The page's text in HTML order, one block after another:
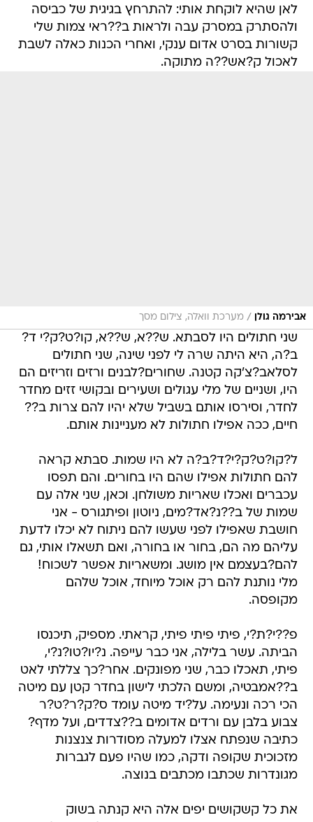
לאן שהיא לוקחת אותי: להתרחץ בגיגית של כביסה
ולהסתרק במסרק עבה ולראות ב??ראי צמות שלי
קשורות בסרט אדום ענקי, ואחרי הכנות כאלה לשבת
לאכול ק?אש??ה מתוקה.
אבירמה גולן / מערכת וואלה, צילום מסך
שני חתולים היו לסבתא. ש??א, ש??א, קו?ט?ק?י ד?
ב?ה, היא היתה שרה לי לפני שינה, שני חתולים
לסלאב?צ'קה קטנה. שחורים?לבנים ורזים וזריזים הם
היו, ושניים של מלי עגולים ושעירים ובקושי זזים מחדר
לחדר, וסירסו אותם בשביל שלא יהיו להם צרות ב??
חיים, ככה אפילו חתולות לא מעניינות אותם.
ל?קו?ט?ק?י?ד?ב?ה לא היו שמות. סבתא קראה
להם חתולות אפילו שהם היו בחורים. והם תפסו
עכברים ואכלו שאריות משולחן. וכאן, שני אלה עם
שמות של ב??נ?אד?מים, ניוטון ופיתגורס - אני
חושבת שאפילו לפני שעשו להם ניתוח לא יכלו לדעת
עליהם מה הם, בחור או בחורה, ואם תשאלו אותי, גם
להם?בעצמם אין מושג. ומשאריות אפשר לשכוח!
מלי נותנת להם רק אוכל מיוחד, אוכל שלהם
מקופסה.
פ??י?ת?י, פיתי פיתי פיתי, קראתי. מספיק, תיכנסו
הביתה. עשר בלילה, אני כבר עייפה. נ?יו?טו?נ?י,
פיתי, תאכלו כבר, שני מפונקים. אחר?כך צללתי לאט
ב??אמבטיה, ומשם הלכתי לישון בחדר קטן עם מיטה
הכי רכה ונעימה. על?יד מיטה עומד ס?ק?ר?ט?ר
צבוע בלבן עם ורדים אדומים ב??צדדים, ועל מדף?
כתיבה שנפתח אצלו למעלה מסודרות צנצנות
מזכוכית שקופה ודקה, כמו שהיו פעם לגברות
מגונדרות שכתבו מכתבים בנוצה.
את כל קשקושים יפים אלה היא קנתה בשוק